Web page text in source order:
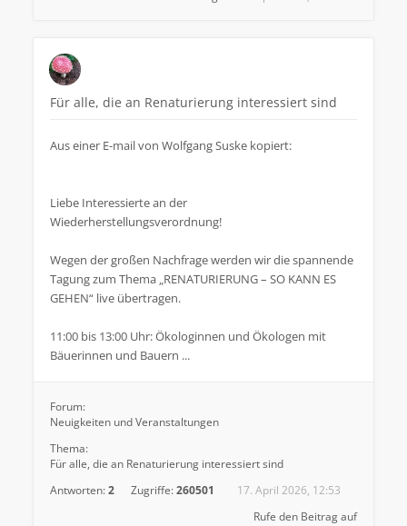
Für alle, die an Renaturierung interessiert sind
Aus einer E-mail von Wolfgang Suske kopiert:
Liebe Interessierte an der
Wiederherstellungsverordnung!
Wegen der großen Nachfrage werden wir die spannende
Tagung zum Thema „RENATURIERUNG – SO KANN ES
GEHEN“ live übertragen.
11:00 bis 13:00 Uhr: Ökologinnen und Ökologen mit
Bäuerinnen und Bauern ...
Forum:
Neuigkeiten und Veranstaltungen
Thema:
Für alle, die an Renaturierung interessiert sind
Antworten:2 Zugriffe:260501
17. April 2026, 12:53
Rufe den Beitrag auf